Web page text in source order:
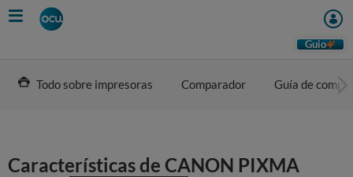
Skip
to
Guio
Todo sobre impresoras Comparador Guía de
Características de CANON PIXMA